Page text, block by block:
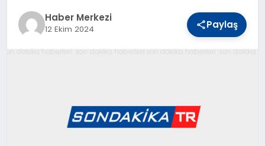
YAŞAM
Haber Merkezi
12 Ekim 2024 Paylaş